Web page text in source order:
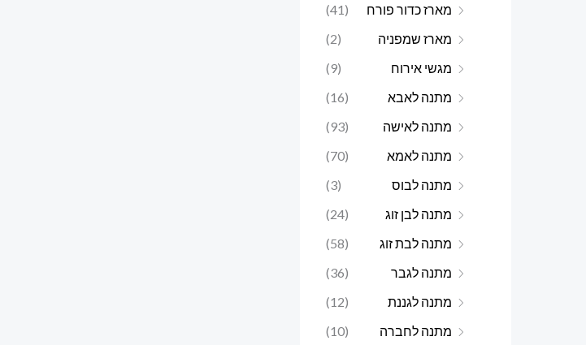
מארז כדור פורח
(41)
מארז שמפניה
(2)
מגשי אירוח
(9)
מתנה לאבא
(16)
מתנה לאישה
(93)
מתנה לאמא
(70)
מתנה לבוס
(3)
מתנה לבן זוג
(24)
מתנה לבת זוג
(58)
מתנה לגבר
(36)
מתנה לגננת
(12)
מתנה לחברה
(10)